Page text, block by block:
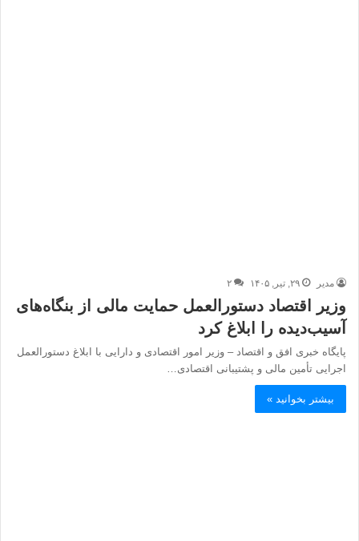
مدیر ۲۹, تیر, ۱۴۰۵ ۲
وزیر اقتصاد دستورالعمل حمایت مالی از بنگاه‌های
آسیب‌دیده را ابلاغ کرد
پایگاه خبری افق و اقتصاد – وزیر امور اقتصادی و دارایی با ابلاغ دستورالعمل
اجرایی تأمین مالی و پشتیبانی اقتصادی…
بیشتر بخوانید »